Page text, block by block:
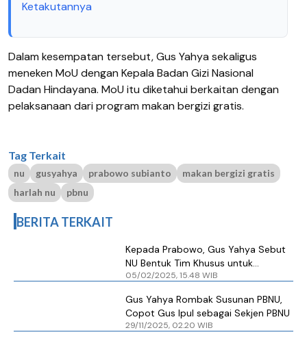
Ketakutannya
Dalam kesempatan tersebut, Gus Yahya sekaligus
meneken MoU dengan Kepala Badan Gizi Nasional
Dadan Hindayana. MoU itu diketahui berkaitan dengan
pelaksanaan dari program makan bergizi gratis.
Tag Terkait
nu gusyahya prabowo subianto
makan bergizi gratis
harlah nu
pbnu
BERITA TERKAIT
Kepada Prabowo, Gus Yahya Sebut
NU Bentuk Tim Khusus untuk
Sukseskan MBG
05/02/2025, 15.48 WIB
Gus Yahya Rombak Susunan PBNU,
Copot Gus Ipul sebagai Sekjen PBNU
29/11/2025, 02.20 WIB